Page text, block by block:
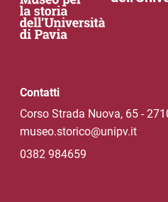
Contatti
Corso Strada Nuova, 65 -
museo.storico@unipv.it
0382 984659